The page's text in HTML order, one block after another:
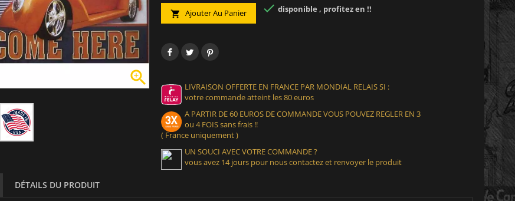

 Ajouter Au Panier  disponible , profitez en !!
LIVRAISON OFFERTE EN FRANCE PAR MONDIAL RELAIS SI :
votre commande atteint les 80 euros
A PARTIR DE 60 EUROS DE COMMANDE VOUS POUVEZ REGLER EN 3
ou 4 FOIS sans frais !!
( France uniquement )
UN SOUCI AVEC VOTRE COMMANDE ?
vous avez 14 jours pour nous contactez et renvoyer le produit
DÉTAILS DU PRODUIT